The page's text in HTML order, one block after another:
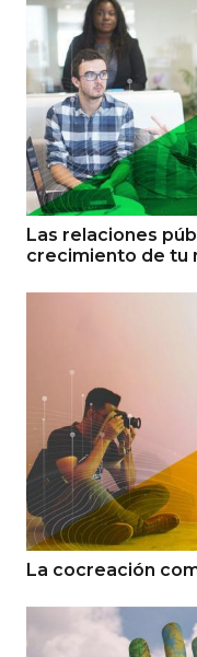
Las relaciones
crecimiento de tu
La cocreación